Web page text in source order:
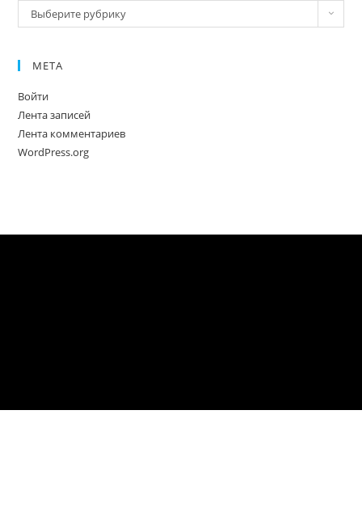
Новое
Выберите рубрику
МЕТА
Войти
Лента записей
Лента комментариев
WordPress.org